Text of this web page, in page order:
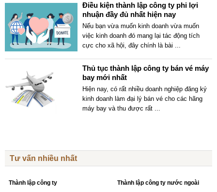
Điều kiện thành lập công ty phi lợi
nhuận đầy đủ nhất hiện nay
Nếu bạn vừa muốn kinh doanh vừa muốn
việc kinh doanh đó mang lại tác động tích
cực cho xã hội, đây chính là bài
Thủ tục thành lập công ty bán vé máy
bay mới nhất
Hiện nay, có rất nhiều doanh nghiệp đăng ký
kinh doanh làm đại lý bán vé cho các hãng
máy bay và thu được rất ...
Tư vấn nhiều nhất
Thành lập công ty
Thành lập công ty nước ngoài